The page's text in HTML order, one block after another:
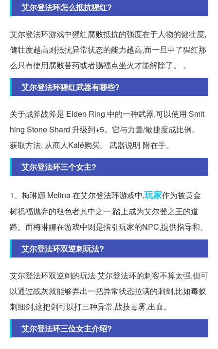
艾尔登法环怎么抵抗猩红?
艾尔登法环游戏中猩红腐败抵抗的强度在于人物的健壮度,
健壮度越高则抵抗异常状态的能力越高,而一旦中了猩红那
么只有使用腐败苔药或者赐福点坐火才能解除了。 。
艾尔登法环猩红武器有哪些?
关于战斧战斧是 Elden Ring 中的一种武器,可以使用 Smit
hing Stone Shard 升级到+5。它与力量/敏捷度成比例。
获取方法: 从商人Kalé购买。 武器说明 附在手。
艾尔登法环三个女主?
1、梅琳娜 Melina 在艾尔登法环游戏中,玩家作为被黄金
树祝福抛弃的褪色者其中之一,踏上成为艾尔登之王的道
路。而梅琳娜在游戏中则是指引玩家的NPC,提供指导和。
艾尔登法环双逆刺玩法?
艾尔登法环双逆刺的玩法 艾尔登法环的刺客不算太强,但可
以通过战灰就能够弄出一把异常状态拉满的刺剑,比如毒蚁
刺细剑,这把剑可以打三种异常,战技毒雾,出血。
艾尔登法环三位女主介绍?